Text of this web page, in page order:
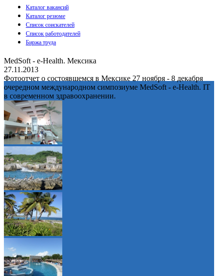
Каталог вакансий
Каталог резюме
Список соискателей
Список работодателей
Биржа труда
MedSoft - e-Health. Мексика
27.11.2013
Фотоотчет о состоявшемся в Мексике 27 ноября - 8 декабря
очередном международном симпозиуме MedSoft - e-Health. IT
в современном здравоохранении.